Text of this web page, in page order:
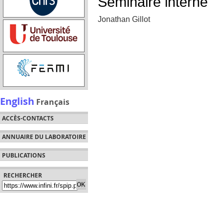
English Français
ACCÈS-CONTACTS
ANNUAIRE DU LABORATOIRE
PUBLICATIONS
RECHERCHER
Jonathan Gillot